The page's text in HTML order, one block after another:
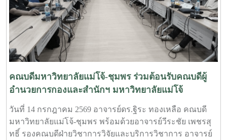
คุณภาพ ร่วมเป็นสักขีพยานในพิธีลงนามการลงนามบันทึก
ความเข้าใจในครั้งนี้ มีวัตถุประสงค์เพื่อสร้างความร่วมมือใน
การพัฒนาการจัดการเรียนการสอน การบริการวิชาการ การ
แลกเปลี่ยนองค์ความรู้ เทคโนโลยี และประสบการณ์ระหว่าง
มหาวิทยาลัยกับสถานประกอบการ รวมถึงการร่วมกันพัฒนา
ศักยภาพนักศึกษาให้มีความรู้ ทักษะ และสมรรถนะวิชาชีพที่
ตรงตามความต้องการของตลาดแรงงาน นอกจากนี้ ยังมุ่งส่ง
เสริมให้สถานประกอบการเป็นแหล่งฝึกปฏิบัติงาน แหล่งเรียน
เปิดโอกาสให้นักศึกษาได้เรียนรู้จากการปฏิบัติงานจริง
พัฒนาทักษะการทำงาน และเตรียมความพร้อมก่อนเข้าสู่
การประกอบอาชีพ อันจะนำไปสู่การผลิตบัณฑิตที่มีคุณภาพ
คณบดีมหาวิทยาลัยแม่โจ้-ชุมพร ร่วมต้อนรับคณบดีผู้
อำนวยการกองและสำนักฯ มหาวิทยาลัยแม่โจ้
วันที่ 14 กรกฎาคม 2569 อาจารย์ดร.ฐิระ ทองเหลือ คณบดี
มหาวิทยาลัยแม่โจ้-ชุมพร พร้อมด้วยอาจารย์วีระชัย เพชรสุ
ทธิ์ รองคณบดีฝ่ายวิชาการวิจัยและบริการวิชาการ อาจารย์